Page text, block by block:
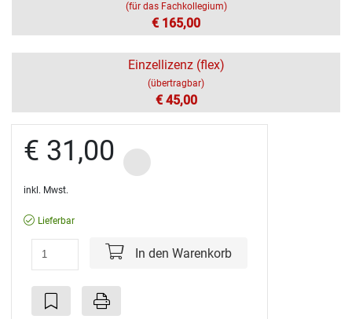
(für das Fachkollegium)
€ 165,00
Einzellizenz (flex)
(übertragbar)
€ 45,00
€ 31,00
inkl. Mwst.
Lieferbar
In den Warenkorb